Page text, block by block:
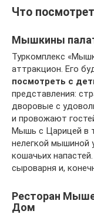
Что
Мышкины
Туркомплекс
аттракцион. Его
посмотреть с
представления:
дворовые с
и провожают
Мышь с Царицей в
нелегкой мышиной
кошачьих
сыроварня и,
Ресторан
Дом